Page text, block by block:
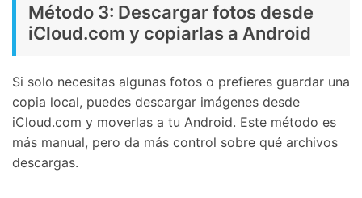
Método 3: Descargar fotos desde
iCloud.com y copiarlas a Android
Si solo necesitas algunas fotos o prefieres guardar una
copia local, puedes descargar imágenes desde
iCloud.com y moverlas a tu Android. Este método es
más manual, pero da más control sobre qué archivos
descargas.